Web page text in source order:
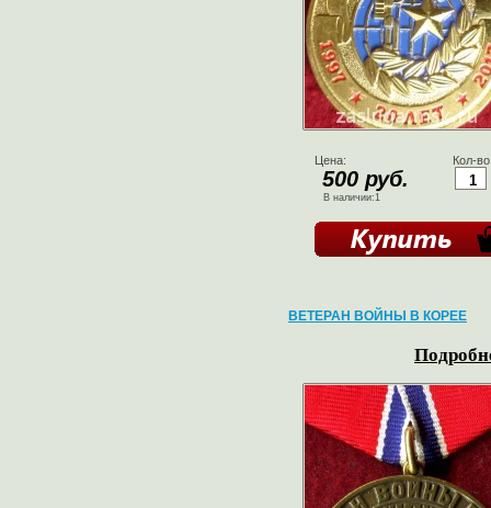
Цена:
500 руб.
В наличии:1
Кол-
ВЕТЕРАН ВОЙНЫ В КОРЕЕ